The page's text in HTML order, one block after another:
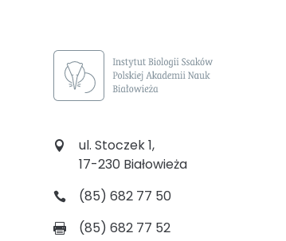
ul. Stoczek 1,
17-230 Białowieża
(85) 682 77 50
(85) 682 77 52